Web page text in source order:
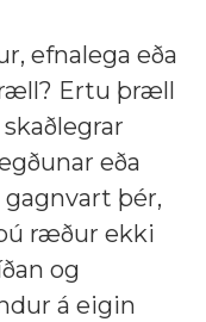
efnalega eða
Ertu þræll
eða
þér,
ræður ekki
og
á eigin